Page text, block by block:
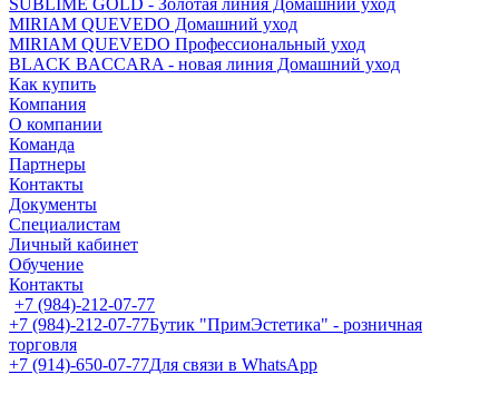
SUBLIME GOLD - Золотая линия Домашний уход
MIRIAM QUEVEDO Домашний уход
MIRIAM QUEVEDO Профессиональный уход
BLACK BACCARA - новая линия Домашний уход
Как купить
Компания
О компании
Команда
Партнеры
Контакты
Документы
Специалистам
Личный кабинет
Обучение
Контакты
+7 (984)-212-07-77
+7 (984)-212-07-77Бутик "ПримЭстетика" - розничная
торговля
+7 (914)-650-07-77Для связи в WhatsApp